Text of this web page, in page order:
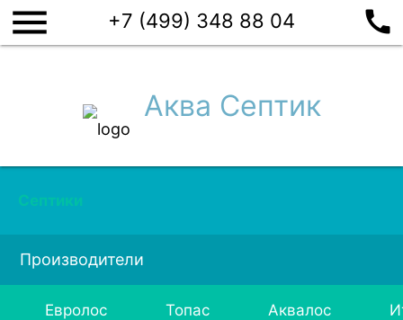
menu +7 (499) 348 88 04 call
Аква Септик
Септики
Производители
Евролос Топас Аквалос